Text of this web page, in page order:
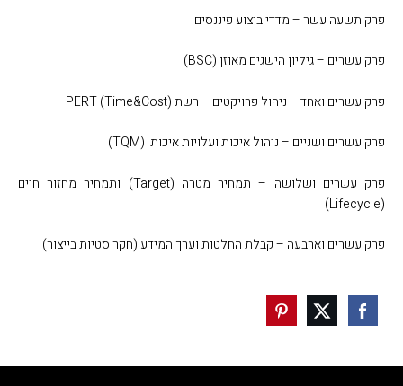
פרק תשעה עשר – מדדי ביצוע פיננסים
פרק עשרים – גיליון הישגים מאוזן (BSC
)
פרק עשרים ואחד – ניהול פרויקטים – רשתPERT (Time&Cost)
פרק עשרים ושניים – ניהול איכות ועלויות איכות (
TQM
)
פרק עשרים ושלושה – תמחיר מטרה (Target) ותמחיר מחזור חיים
(
Lifecycle
)
פרק עשרים וארבעה – קבלת החלטות וערך המידע (חקר סטיות בייצור)